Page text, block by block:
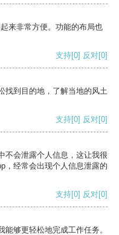
来非常方便。功能的布局也
支持[0] 反对[0]
找到目的地，了解当地的风土
支持[0] 反对[0]
不会泄露个人信息，这让我很
，经常会出现个人信息泄露的
支持[0] 反对[0]
够更轻松地完成工作任务。